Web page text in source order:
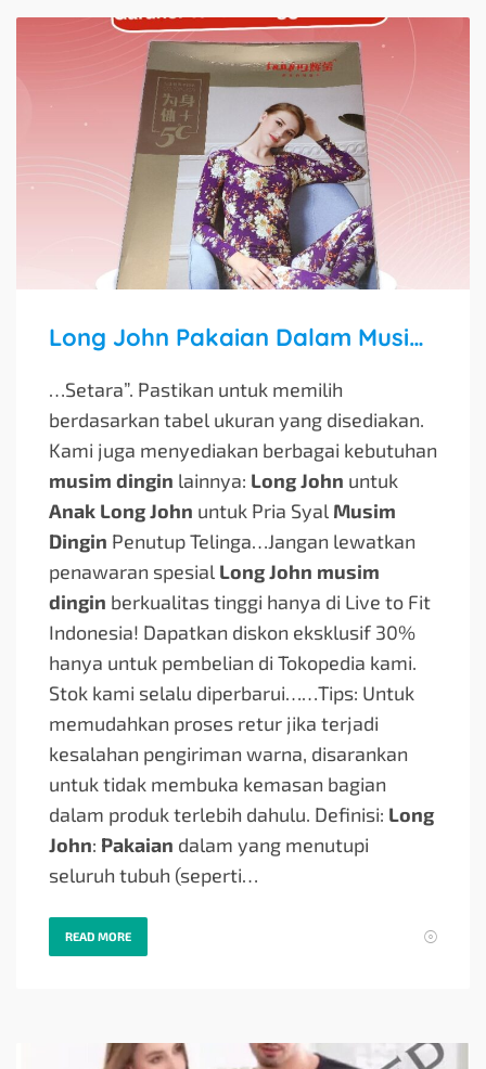
Long John Pakaian Dalam Musim Dingin Wanita / Long John Wanita
…Setara”. Pastikan untuk memilih
berdasarkan tabel ukuran yang disediakan.
Kami juga menyediakan berbagai kebutuhan
musim dingin lainnya: Long John untuk
Anak Long John untuk Pria Syal Musim
Dingin Penutup Telinga…Jangan lewatkan
penawaran spesial Long John musim
dingin berkualitas tinggi hanya di Live to Fit
Indonesia! Dapatkan diskon eksklusif 30%
hanya untuk pembelian di Tokopedia kami.
Stok kami selalu diperbarui……Tips: Untuk
memudahkan proses retur jika terjadi
kesalahan pengiriman warna, disarankan
untuk tidak membuka kemasan bagian
dalam produk terlebih dahulu. Definisi: Long
John: Pakaian dalam yang menutupi
seluruh tubuh (seperti…
READ MORE